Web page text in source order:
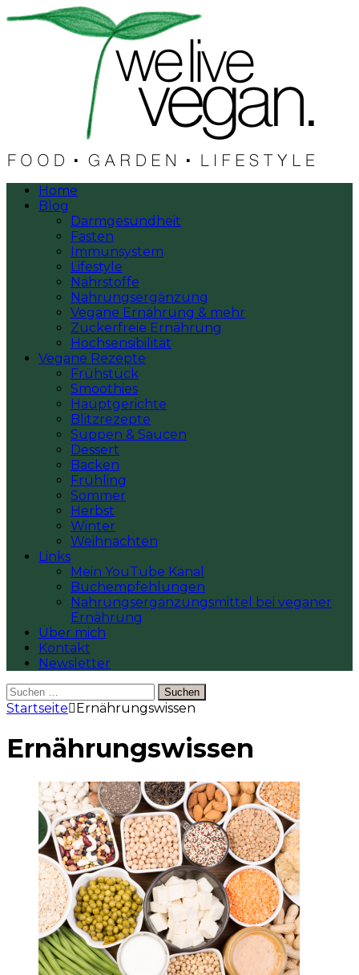
Home
Blog
Darmgesundheit
Fasten
Immunsystem
Lifestyle
Nährstoffe
Nahrungsergänzung
Vegane Ernährung & mehr
Zuckerfreie Ernährung
Hochsensibilität
Vegane Rezepte
Frühstück
Smoothies
Hauptgerichte
Blitzrezepte
Suppen & Saucen
Dessert
Backen
Frühling
Sommer
Herbst
Winter
Weihnachten
Links
Mein YouTube Kanal
Buchempfehlungen
Nahrungsergänzungsmittel bei veganer
Ernährung
Über mich
Kontakt
Newsletter
Suchen
nach:
Startseite Ernährungswissen
Ernährungswissen